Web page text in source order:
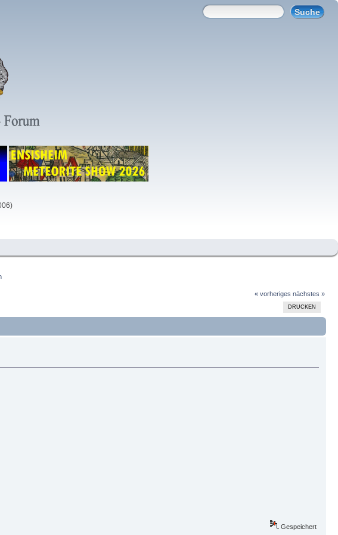
« vorheriges nächstes »
DRUCKEN
Gespeichert